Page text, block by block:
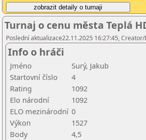
Turnaj o cenu města Teplá
Poslední aktualizace22.11.2025 16:27:45,
Info o hráči
Jméno
Surý, Jakub
Startovní číslo
4
Rating
1092
Elo národní
1092
ELO mezinárodní 0
Výkon
1527
Body
4,5